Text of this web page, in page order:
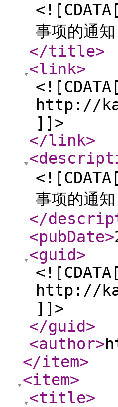
事项的通
</title>
<link>
<![CDATA[
http://
]]>
</link>
事项的通
</
<pubDate>
<guid>
<![CDATA[
http://
]]>
</guid>
<author>
</item>
<item>
<title>